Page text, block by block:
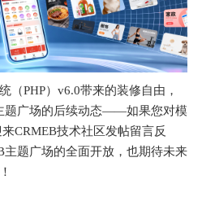
（PHP）v6.0带来的装修自由，
题广场的后续动态——如果您对模
CRMEB技术社区发帖留言反
主题广场的全面开放，也期待未来